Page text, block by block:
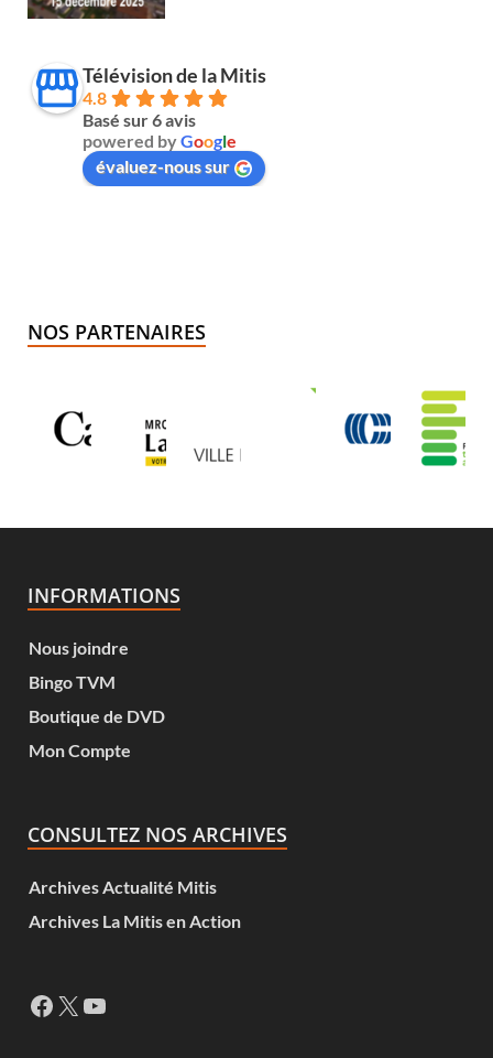
Télévision de la Mitis
4.8
Basé sur 6 avis
powered byGoogle
évaluez-nous sur
NOS PARTENAIRES
INFORMATIONS
Nous joindre
Bingo TVM
Boutique de DVD
Mon Compte
CONSULTEZ NOS ARCHIVES
Archives Actualité Mitis
Archives La Mitis en Action